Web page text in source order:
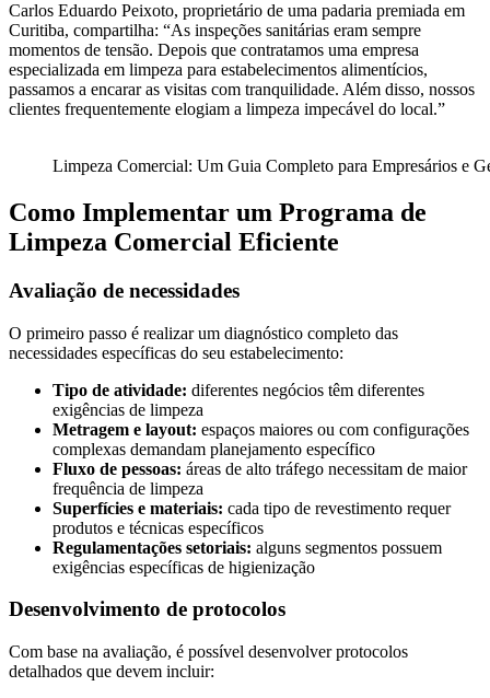
Carlos Eduardo Peixoto, proprietário de uma padaria premiada em
Curitiba, compartilha: “As inspeções sanitárias eram sempre
momentos de tensão. Depois que contratamos uma empresa
especializada em limpeza para estabelecimentos alimentícios,
passamos a encarar as visitas com tranquilidade. Além disso, nossos
clientes frequentemente elogiam a limpeza impecável do local.”
Limpeza Comercial: Um Guia Completo para Empresários e
Como Implementar um Programa de
Limpeza Comercial Eficiente
Avaliação de necessidades
O primeiro passo é realizar um diagnóstico completo das
necessidades específicas do seu estabelecimento:
Tipo de atividade: diferentes negócios têm diferentes
exigências de limpeza
Metragem e layout: espaços maiores ou com configurações
complexas demandam planejamento específico
Fluxo de pessoas: áreas de alto tráfego necessitam de maior
frequência de limpeza
Superfícies e materiais: cada tipo de revestimento requer
produtos e técnicas específicos
Regulamentações setoriais: alguns segmentos possuem
exigências específicas de higienização
Desenvolvimento de protocolos
Com base na avaliação, é possível desenvolver protocolos
detalhados que devem incluir: